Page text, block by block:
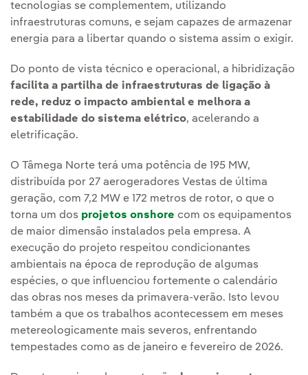
tecnologias se complementem, utilizando
infraestruturas comuns, e sejam capazes de armazenar
energia para a libertar quando o sistema assim o exigir.
Do ponto de vista técnico e operacional, a hibridização
facilita a partilha de infraestruturas de ligação à
rede, reduz o impacto ambiental e melhora a
estabilidade do sistema elétrico, acelerando a
eletrificação.
O Tâmega Norte terá uma potência de 195 MW,
distribuída por 27 aerogeradores Vestas de última
geração, com 7,2 MW e 172 metros de rotor, o que o
torna um dos projetos onshore com os equipamentos
de maior dimensão instalados pela empresa. A
execução do projeto respeitou condicionantes
ambientais na época de reprodução de algumas
espécies, o que influenciou fortemente o calendário
das obras nos meses da primavera-verão. Isto levou
também a que os trabalhos acontecessem em meses
metereologicamente mais severos, enfrentando
tempestades como as de janeiro e fevereiro de 2026.